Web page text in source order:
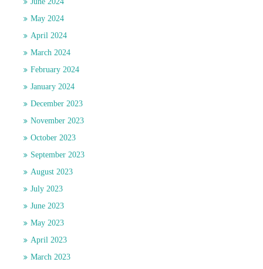
May 2024
April 2024
March 2024
February 2024
January 2024
December 2023
November 2023
October 2023
September 2023
August 2023
July 2023
June 2023
May 2023
April 2023
March 2023